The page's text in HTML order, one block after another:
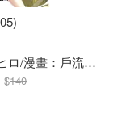
原作：タカヒロ/漫畫：戶流ケイ
$140